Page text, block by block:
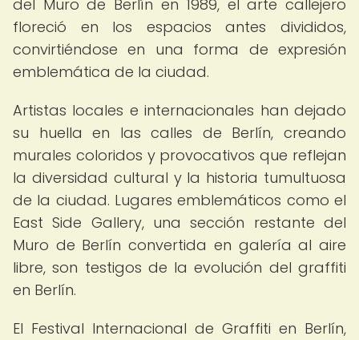
del Muro de Berlín en 1989, el arte callejero
floreció en los espacios antes divididos,
convirtiéndose en una forma de expresión
emblemática de la ciudad.
Artistas locales e internacionales han dejado
su huella en las calles de Berlín, creando
murales coloridos y provocativos que reflejan
la diversidad cultural y la historia tumultuosa
de la ciudad. Lugares emblemáticos como el
East Side Gallery, una sección restante del
Muro de Berlín convertida en galería al aire
libre, son testigos de la evolución del graffiti
en Berlín.
El Festival Internacional de Graffiti en Berlín,